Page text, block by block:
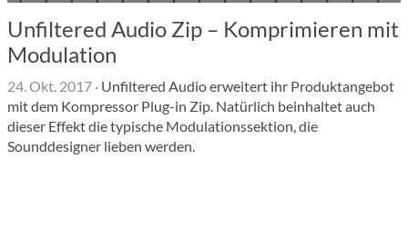
Unfiltered Audio Zip – Komprimieren mit
Modulation
24. Okt. 2017 · Unfiltered Audio erweitert ihr Produktangebot
mit dem Kompressor Plug-in Zip. Natürlich beinhaltet auch
dieser Effekt die typische Modulationssektion, die
Sounddesigner lieben werden.